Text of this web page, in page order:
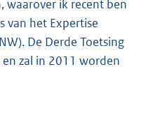
waarover ik recent ben
van het Expertise
De Derde Toetsing
zal in 2011 worden